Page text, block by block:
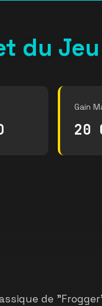
du Jeu
Gain
20
de